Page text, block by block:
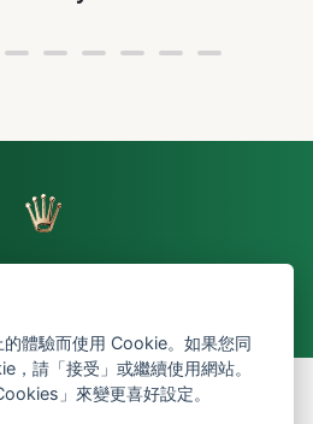
返回頁首
體驗而使用 Cookie。如果您同
，請「接受」或繼續使用網站。
」來變更喜好設定。